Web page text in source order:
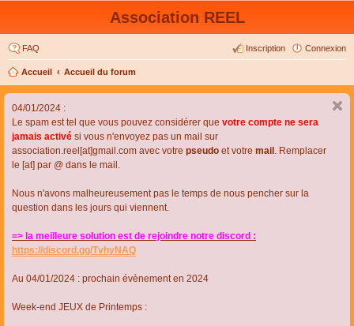
Association REEL
FAQ Connexion
Inscription
Accueil Accueil du forum
04/01/2024 :
Le spam est tel que vous pouvez considérer que votre compte ne sera
jamais activé si vous n'envoyez pas un mail sur
association.reel[at]gmail.com avec votre pseudo et votre mail . Remplacer
le [at] par @ dans le mail.
Nous n'avons malheureusement pas le temps de nous pencher sur la
question dans les jours qui viennent.
=> la meilleure solution est de rejoindre notre discord :
https://discord.gg/TvhyNAQ
Au 04/01/2024 : prochain évènement en 2024
Week-end JEUX de Printemps :